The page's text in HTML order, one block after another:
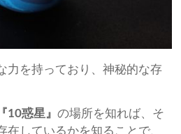
力を持っており、神秘的な存
『10惑星』の場所を知れば、そ
在しているかを知ることで、